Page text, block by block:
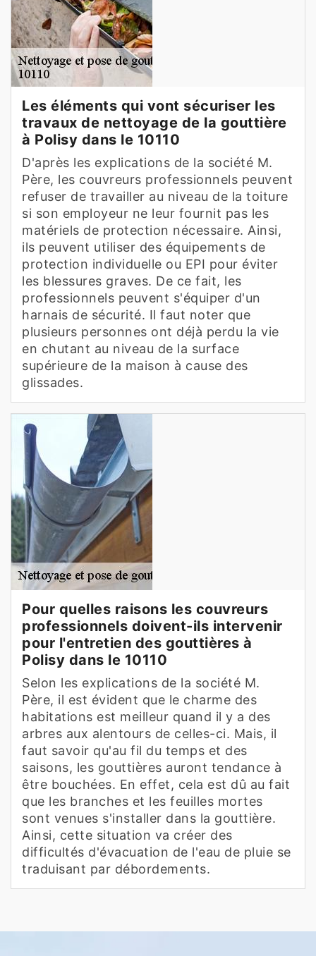
Les éléments qui vont sécuriser les
travaux de nettoyage de la gouttière
à Polisy dans le 10110
D'après les explications de la société M.
Père, les couvreurs professionnels peuvent
refuser de travailler au niveau de la toiture
si son employeur ne leur fournit pas les
matériels de protection nécessaire. Ainsi,
ils peuvent utiliser des équipements de
protection individuelle ou EPI pour éviter
les blessures graves. De ce fait, les
professionnels peuvent s'équiper d'un
harnais de sécurité. Il faut noter que
plusieurs personnes ont déjà perdu la vie
en chutant au niveau de la surface
supérieure de la maison à cause des
glissades.
Pour quelles raisons les couvreurs
professionnels doivent-ils intervenir
pour l'entretien des gouttières à
Polisy dans le 10110
Selon les explications de la société M.
Père, il est évident que le charme des
habitations est meilleur quand il y a des
arbres aux alentours de celles-ci. Mais, il
faut savoir qu'au fil du temps et des
saisons, les gouttières auront tendance à
être bouchées. En effet, cela est dû au fait
que les branches et les feuilles mortes
sont venues s'installer dans la gouttière.
Ainsi, cette situation va créer des
difficultés d'évacuation de l'eau de pluie se
traduisant par débordements.